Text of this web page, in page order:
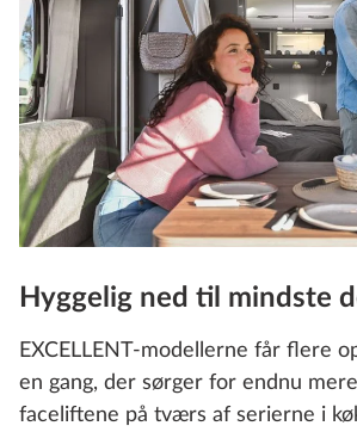
Hyggelig ned til mindste
EXCELLENT‑modellerne får flere
en gang, der sørger for endnu
faceliftene på tværs af serierne i